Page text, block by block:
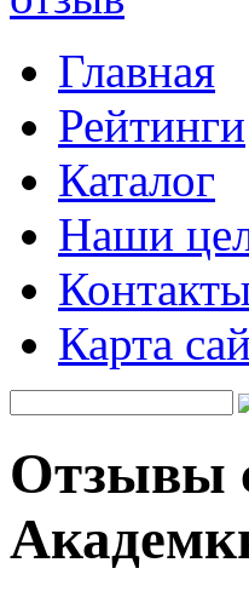
Главная
Рейтинги
Каталог
Наши
Карта
Отзывы